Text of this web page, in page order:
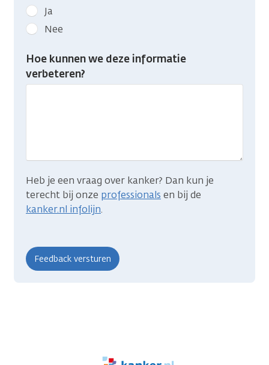
Geef
kanker.nl
feedback:
Heb
gevonden
Ja
Nee
Hoe kunnen we deze informatie
verbeteren?
Heb je een vraag over kanker? Dan kun je
terecht bij onze professionals en bij de
kanker.nl infolijn.